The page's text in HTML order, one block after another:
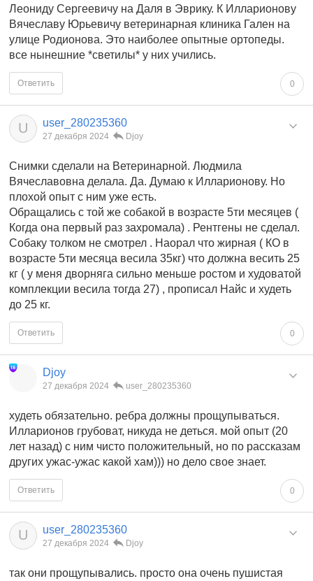
Леониду Сергеевичу на Даля в Эврику. К Илларионову
Вячеславу Юрьевичу ветеринарная клиника Гален на
улице Родионова. Это наиболее опытные ортопеды.
все нынешние *светилы* у них учились.
0
Ответить
U user_280235360
27 декабря 2024 Djoy
Снимки сделали на Ветеринарной. Людмила
Вячеславовна делала. Да. Думаю к Илларионову. Но
плохой опыт с ним уже есть.
Обращались с той же собакой в возрасте 5ти месяцев (
Когда она первый раз захромала) . Рентгены не сделал.
Собаку толком не смотрел . Наорал что жирная ( КО в
возрасте 5ти месяца весила 35кг) что должна весить 25
кг ( у меня дворняга сильно меньше ростом и худоватой
комплекции весила тогда 27) , прописал Найс и худеть
до 25 кг.
0
Ответить
Djoy
27 декабря 2024 user_280235360
худеть обязательно. ребра должны прощупываться.
Илларионов грубоват, никуда не деться. мой опыт (20
лет назад) с ним чисто положительный, но по рассказам
других ужас-ужас какой хам))) но дело свое знает.
0
Ответить
U user_280235360
27 декабря 2024 Djoy
так они прощупывались. просто она очень пушистая